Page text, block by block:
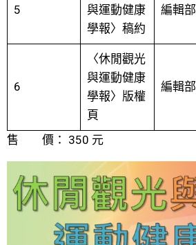
5
與運動健康
學報〉稿約
編輯部
6
〈休閒觀光
與運動健康
學報〉版權
頁
編輯部
售 價： 350 元